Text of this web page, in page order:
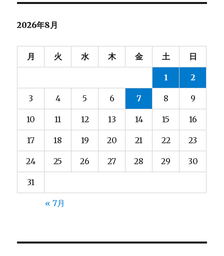
ン
2026年8月
月 火 水 木 金 土 日
1 2
3 4 5 6 7 8 9
10 11 12 13 14 15 16
17 18 19 20 21 22 23
24 25 26 27 28 29 30
31
« 7月